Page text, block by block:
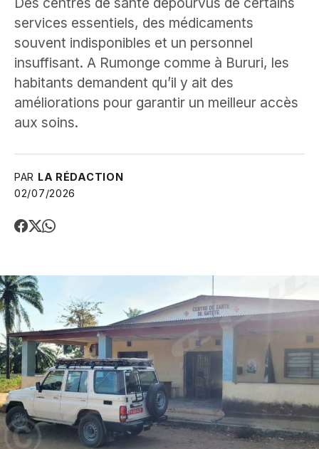
services essentiels, des médicaments
souvent indisponibles et un personnel
insuffisant. A Rumonge comme à Bururi, les
habitants demandent qu’il y ait des
améliorations pour garantir un meilleur accès
aux soins.
PAR LA RÉDACTION
02/07/2026